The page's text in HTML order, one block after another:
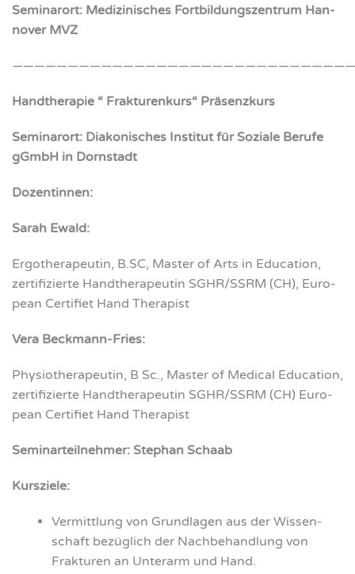
Semi­nar­ort: Medi­zi­ni­sches Fort­bil­dungs­zen­trum Han­
no­ver MVZ
Hand­the­ra­pie “ Frak­tu­ren­kurs“ Prä­senz­kurs
Semi­nar­ort: Dia­ko­ni­sches Insti­tut für Sozia­le Beru­fe
gGmbH in Dorn­stadt
Dozen­tin­nen:
Sarah Ewald:
Ergo­the­ra­peu­tin, B.SC, Mas­ter of Arts in Edu­ca­ti­on,
zer­ti­fi­zier­te Hand­the­ra­peu­tin SGHR/SSRM (CH), Euro­
pean Cer­ti­fiet Hand The­ra­pist
Vera Beck­mann-Fries:
Phy­sio­the­ra­peu­tin, B Sc., Mas­ter of Medi­cal Edu­ca­ti­on,
zer­ti­fi­zier­te Hand­the­ra­peu­tin SGHR/SSRM (CH) Euro­
pean Cer­ti­fiet Hand The­ra­pist
Semi­nar­teil­neh­mer: Ste­phan Schaab
Kurs­zie­le:
Ver­mitt­lung von Grund­la­gen aus der Wis­sen­
schaft bezüg­lich der Nach­be­hand­lung von
Frak­tu­ren an Unter­arm und Hand.